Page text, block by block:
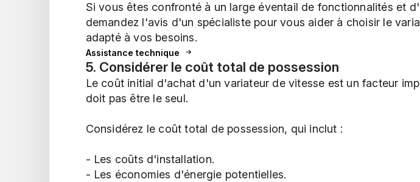
Si vous êtes confronté à un large éventail de fonctionnalités et
demandez l'avis d'un spécialiste pour vous aider à choisir le
adapté à vos besoins.
Assistance technique
5. Considérer le coût total de possession
Le coût initial d'achat d'un variateur de vitesse est un facteur
doit pas être le seul.
Considérez le coût total de possession, qui inclut :
- Les coûts d'installation.
- Les économies d'énergie potentielles.